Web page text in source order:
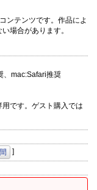
ンテンツです。作品によ
場合があります。
、mac:Safari推奨
です。ゲスト購入では
]